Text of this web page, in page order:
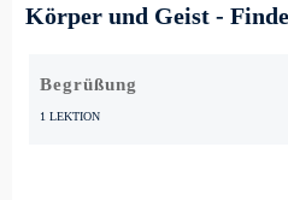
Körper und Geist -
Begrüßung
1 LEKTION